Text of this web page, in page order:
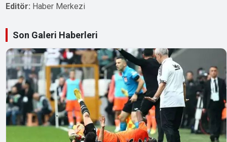
Editör: Haber Merkezi
Son Galeri Haberleri